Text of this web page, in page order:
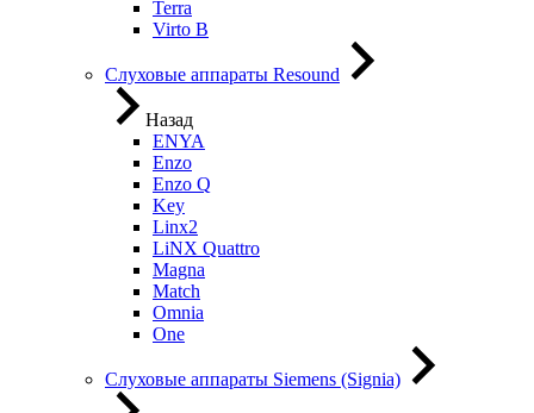
Terra
Virto B
Слуховые аппараты Resound
Назад
ENYA
Enzo
Enzo Q
Key
Linx2
LiNX Quattro
Magna
Match
Omnia
One
Слуховые аппараты Siemens (Signia)